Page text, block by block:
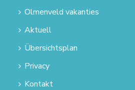
Olmenveld vakanties
Aktuell
Übersichtsplan
Privacy
Kontakt